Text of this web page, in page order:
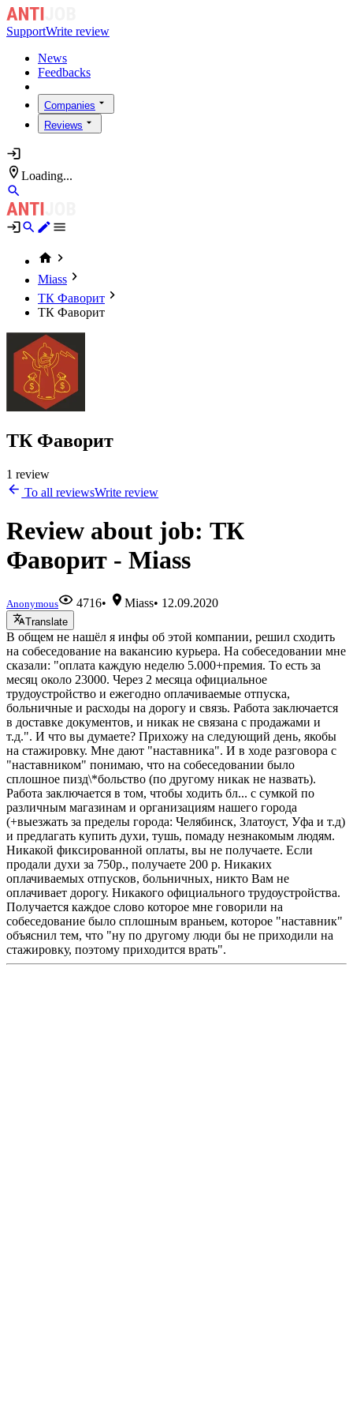
SupportWrite review
News
Feedbacks
Companies
Reviews
Loading...
Miass
ТК Фаворит
ТК Фаворит
ТК Фаворит
1 review
To all reviewsWrite review
Review about job: ТК
Фаворит - Miass
Anonymous 4716• Miass• 12.09.2020
Translate
В общем не нашёл я инфы об этой компании, решил сходить
на собеседование на вакансию курьера. На собеседовании мне
сказали: "оплата каждую неделю 5.000+премия. То есть за
месяц около 23000. Через 2 месяца официальное
трудоустройство и ежегодно оплачиваемые отпуска,
больничные и расходы на дорогу и связь. Работа заключается
в доставке документов, и никак не связана с продажами и
т.д.". И что вы думаете? Прихожу на следующий день, якобы
на стажировку. Мне дают "наставника". И в ходе разговора с
"наставником" понимаю, что на собеседовании было
сплошное пизд\*больство (по другому никак не назвать).
Работа заключается в том, чтобы ходить бл... с сумкой по
различным магазинам и организациям нашего города
(+выезжать за пределы города: Челябинск, Златоуст, Уфа и т.д)
и предлагать купить духи, тушь, помаду незнакомым людям.
Никакой фиксированной оплаты, вы не получаете. Если
продали духи за 750р., получаете 200 р. Никаких
оплачиваемых отпусков, больничных, никто Вам не
оплачивает дорогу. Никакого официального трудоустройства.
Получается каждое слово которое мне говорили на
собеседование было сплошным враньем, которое "наставник"
объяснил тем, что "ну по другому люди бы не приходили на
стажировку, поэтому приходится врать".